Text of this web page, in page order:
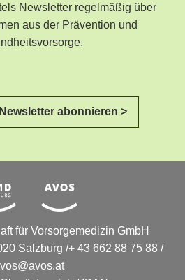
Newsletter regelmäßig über
aus der Prävention und
abonnieren >
für Vorsorgemedizin GmbH
Salzburg /+ 43 662 88 75 88 /